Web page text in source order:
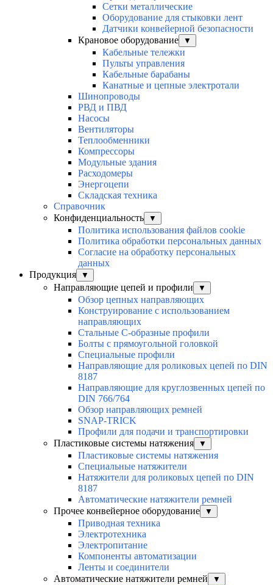
Сетки металлические
Оборудование для стыковки лент
Датчики конвейерной безопасности
Крановое оборудование
▼
Кабельные тележки
Пульты управления
Кабельные барабаны
Канатные и цепные электротали
Шинопроводы
РВД и ПВД
Насосы
Вентиляторы
Теплообменники
Компрессоры
Модульные здания
Расходомеры
Энергоцепи
Складская техника
Справочник
Конфиденциальность
▼
Политика использования файлов cookie
Политика обработки персональных данных
Согласие на обработку персональных
данных
Продукция
▼
Направляющие цепей и профили ▼
Обзор цепных направляющих
Конструирование с использованием
направляющих
Стальные С-образные профили
Болты с прямоугольной головкой
Специальные профили
Направляющие для роликовых цепей по DIN
8187
Направляющие для круглозвенных цепей по
DIN 766/764
Обзор направляющих ремней
SNAP-TRICK
Профили для подачи и транспортировки
Пластиковые системы натяжения
▼
Пластиковые системы натяжения
Специальные натяжители
Натяжители для роликовых цепей по DIN
8187
Автоматические натяжители ремней
Прочее конвейерное оборудование
▼
Приводная техника
Электротехника
Электропитание
Компоненты автоматизации
Ленты и соединители
Автоматические натяжители ремней
▼